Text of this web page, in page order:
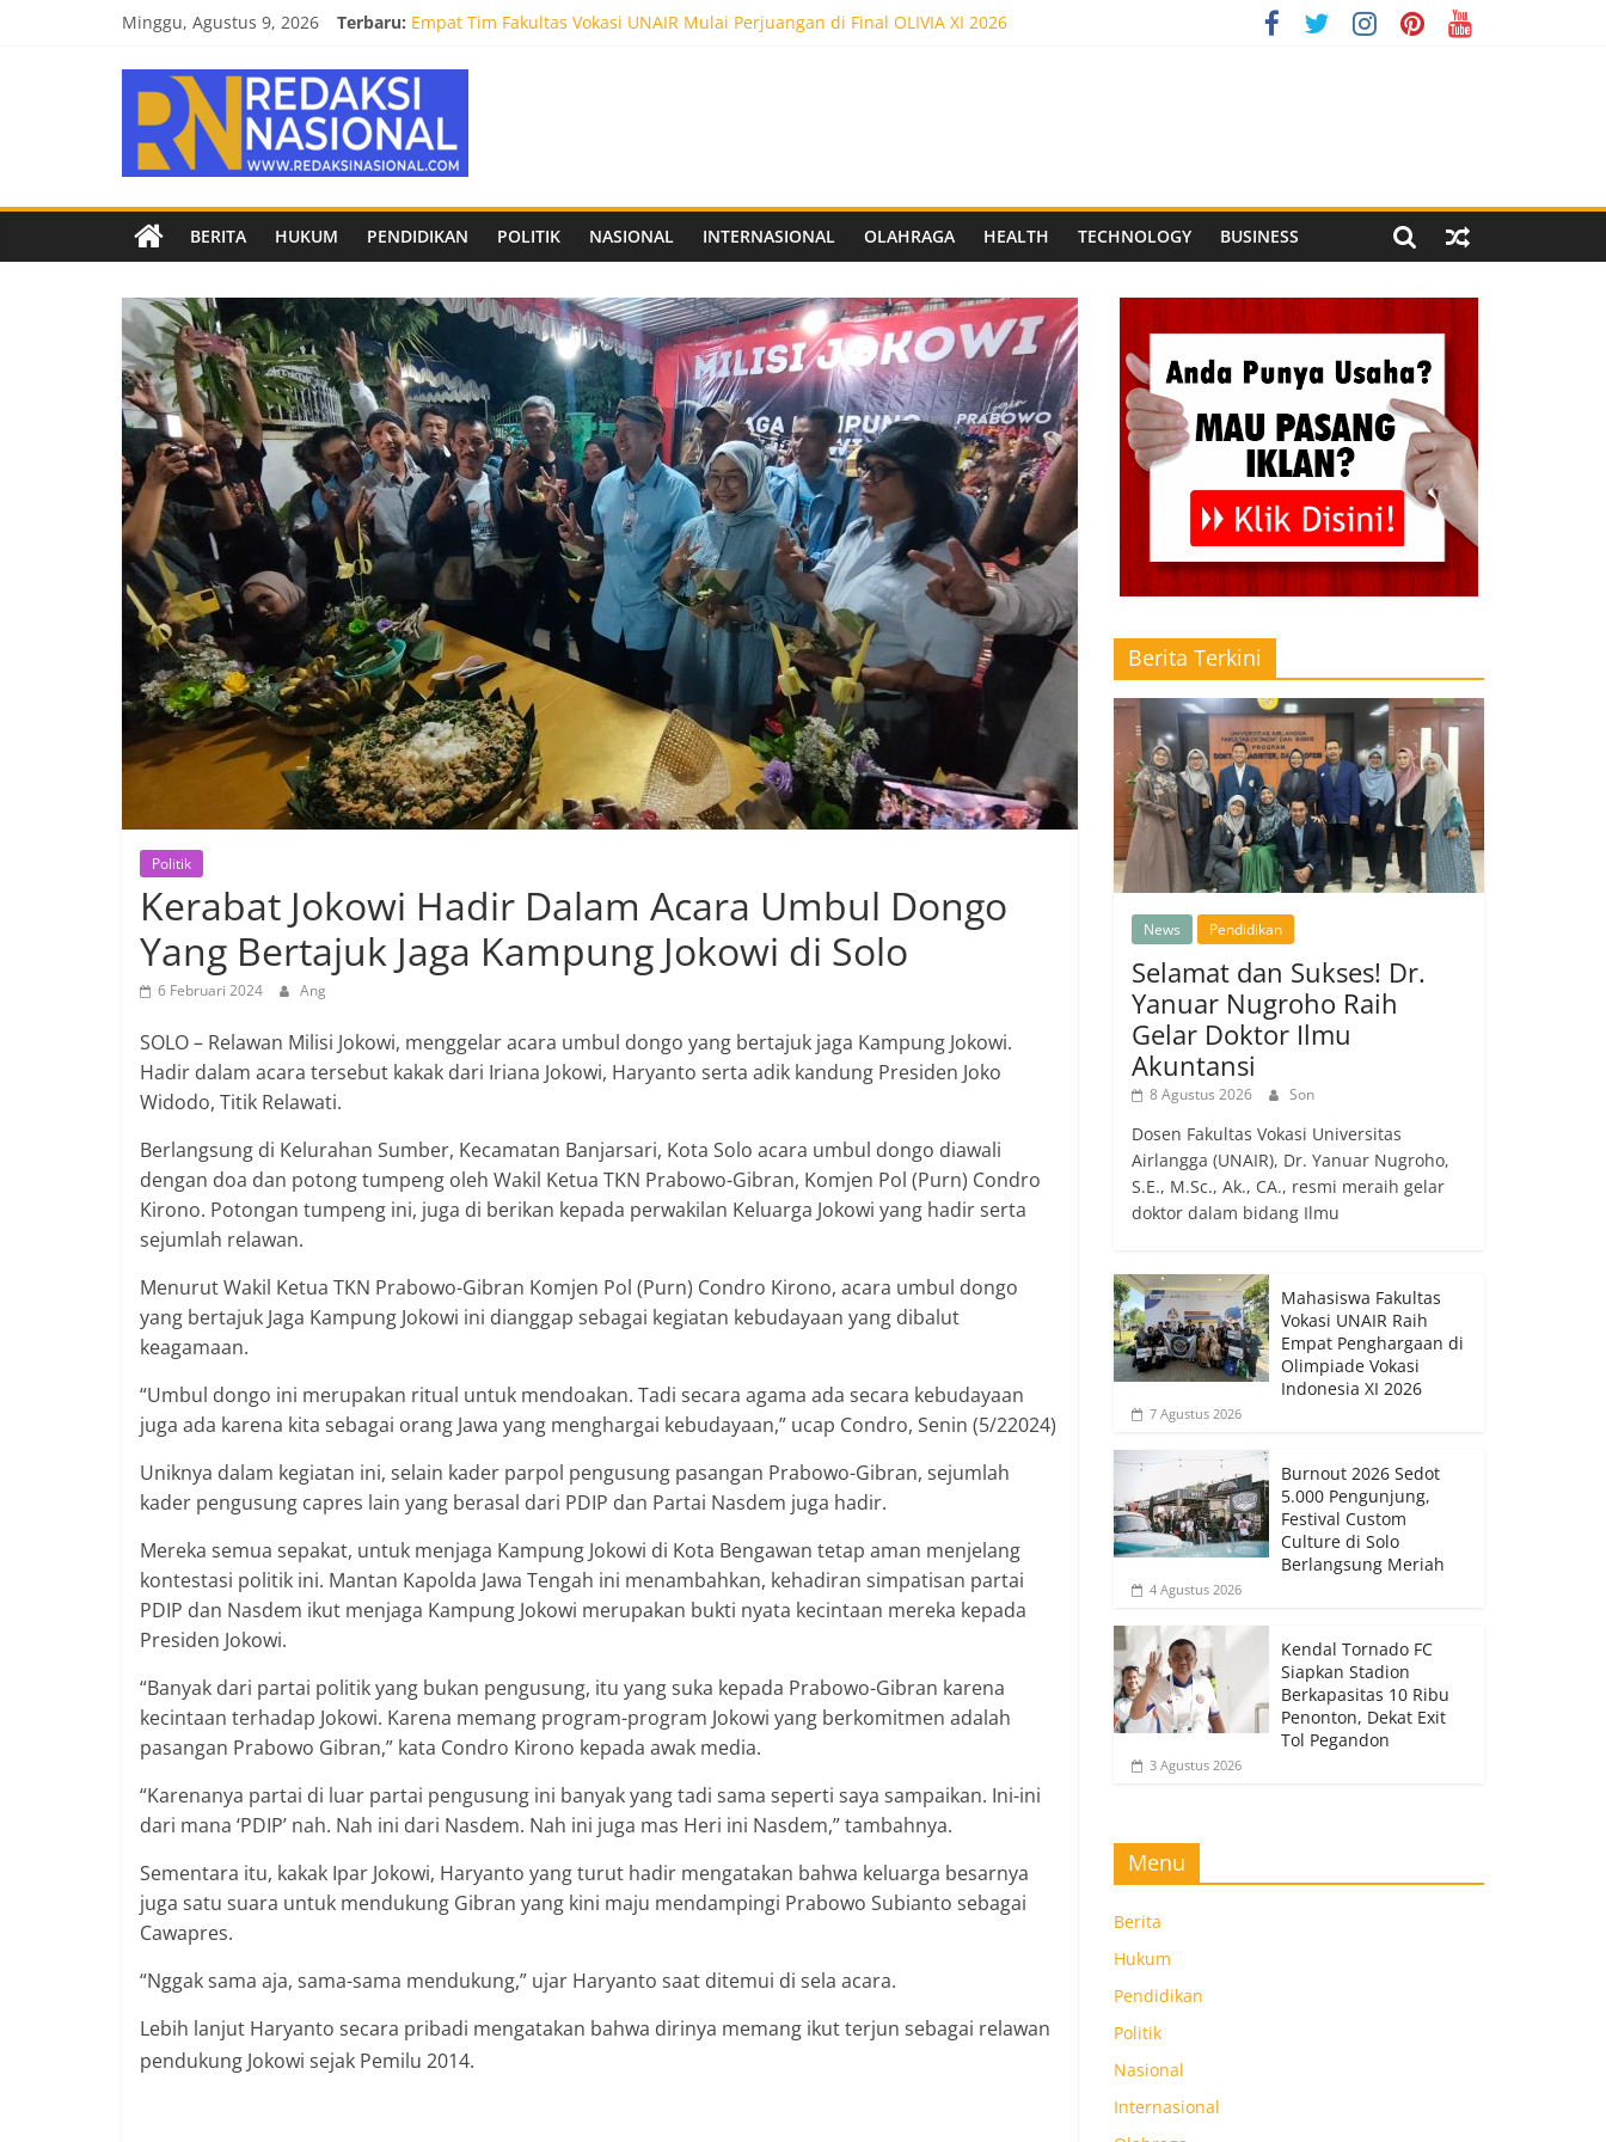
Minggu, Agustus 9, 2026 Terbaru: Empat Tim Fakultas Vokasi UNAIR Mulai Perjuangan di Final OLIVIA XI 2026
Mahasiswa Fakultas Vokasi UNAIR Raih Empat Penghargaan di Olimpiade Vokasi Indonesia XI 2026
Kendal Tornado FC Siapkan Stadion Berkapasitas 10 Ribu Penonton, Dekat Exit Tol Pegandon
Redaksi
Nasional
Berita
terpercaya
netral
BERITA HUKUM PENDIDIKAN POLITIK NASIONAL INTERNASIONAL OLAHRAGA HEALTH TECHNOLOGY BUSINESS
Politik
Kerabat Jokowi Hadir Dalam Acara Umbul Dongo
Yang Bertajuk Jaga Kampung Jokowi di Solo
6 Februari 2024 Ang
SOLO – Relawan Milisi Jokowi, menggelar acara umbul dongo yang bertajuk jaga Kampung Jokowi.
Hadir dalam acara tersebut kakak dari Iriana Jokowi, Haryanto serta adik kandung Presiden Joko
Widodo, Titik Relawati.
Berlangsung di Kelurahan Sumber, Kecamatan Banjarsari, Kota Solo acara umbul dongo diawali
dengan doa dan potong tumpeng oleh Wakil Ketua TKN Prabowo-Gibran, Komjen Pol (Purn) Condro
Kirono. Potongan tumpeng ini, juga di berikan kepada perwakilan Keluarga Jokowi yang hadir serta
sejumlah relawan.
Menurut Wakil Ketua TKN Prabowo-Gibran Komjen Pol (Purn) Condro Kirono, acara umbul dongo
yang bertajuk Jaga Kampung Jokowi ini dianggap sebagai kegiatan kebudayaan yang dibalut
keagamaan.
“Umbul dongo ini merupakan ritual untuk mendoakan. Tadi secara agama ada secara kebudayaan
juga ada karena kita sebagai orang Jawa yang menghargai kebudayaan,” ucap Condro, Senin (5/22024)
Uniknya dalam kegiatan ini, selain kader parpol pengusung pasangan Prabowo-Gibran, sejumlah
kader pengusung capres lain yang berasal dari PDIP dan Partai Nasdem juga hadir.
Mereka semua sepakat, untuk menjaga Kampung Jokowi di Kota Bengawan tetap aman menjelang
kontestasi politik ini. Mantan Kapolda Jawa Tengah ini menambahkan, kehadiran simpatisan partai
PDIP dan Nasdem ikut menjaga Kampung Jokowi merupakan bukti nyata kecintaan mereka kepada
Presiden Jokowi.
“Banyak dari partai politik yang bukan pengusung, itu yang suka kepada Prabowo-Gibran karena
kecintaan terhadap Jokowi. Karena memang program-program Jokowi yang berkomitmen adalah
pasangan Prabowo Gibran,” kata Condro Kirono kepada awak media.
“Karenanya partai di luar partai pengusung ini banyak yang tadi sama seperti saya sampaikan. Ini-ini
dari mana ‘PDIP’ nah. Nah ini dari Nasdem. Nah ini juga mas Heri ini Nasdem,” tambahnya.
Sementara itu, kakak Ipar Jokowi, Haryanto yang turut hadir mengatakan bahwa keluarga besarnya
juga satu suara untuk mendukung Gibran yang kini maju mendampingi Prabowo Subianto sebagai
Cawapres.
“Nggak sama aja, sama-sama mendukung,” ujar Haryanto saat ditemui di sela acara.
Lebih lanjut Haryanto secara pribadi mengatakan bahwa dirinya memang ikut terjun sebagai relawan
pendukung Jokowi sejak Pemilu 2014.
Berita Terkini
News Pendidikan
Selamat dan Sukses! Dr.
Yanuar Nugroho Raih
Gelar Doktor Ilmu
Akuntansi
8 Agustus 2026 Son
Dosen Fakultas Vokasi Universitas
Airlangga (UNAIR), Dr. Yanuar Nugroho,
S.E., M.Sc., Ak., CA., resmi meraih gelar
doktor dalam bidang Ilmu
Mahasiswa Fakultas
Vokasi UNAIR Raih
Empat Penghargaan di
Olimpiade Vokasi
Indonesia XI 2026
7 Agustus 2026
Burnout 2026 Sedot
5.000 Pengunjung,
Festival Custom
Culture di Solo
Berlangsung Meriah
4 Agustus 2026
Kendal Tornado FC
Siapkan Stadion
Berkapasitas 10 Ribu
Penonton, Dekat Exit
Tol Pegandon
3 Agustus 2026
Menu
Berita
Hukum
Pendidikan
Politik
Nasional
Internasional